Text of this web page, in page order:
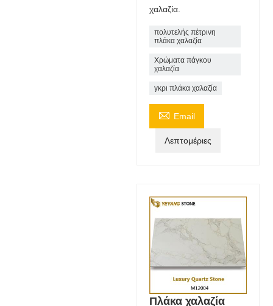
χαλαζία.
πολυτελής πέτρινη
πλάκα χαλαζία
Χρώματα πάγκου
χαλαζία
γκρι πλάκα χαλαζία
 Email
Λεπτομέριες
Πλάκα χαλαζία